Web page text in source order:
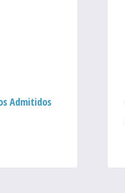
Admitidos